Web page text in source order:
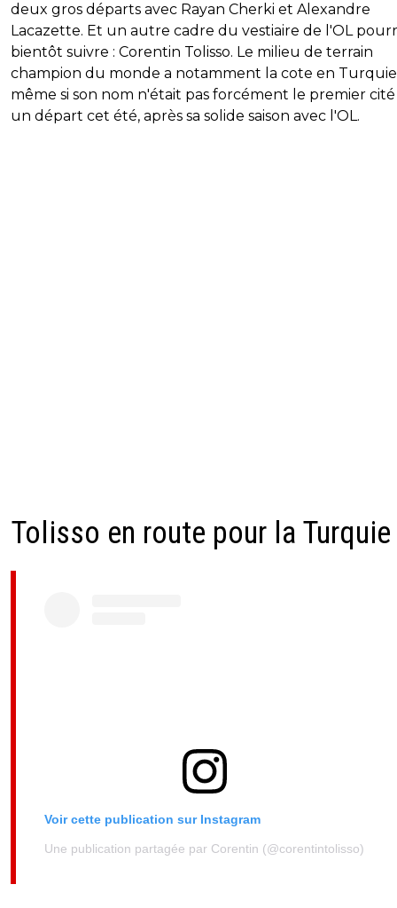
deux gros départs avec Rayan Cherki et Alexandre
Lacazette. Et un autre cadre du vestiaire de l'OL
bientôt suivre : Corentin Tolisso. Le milieu de terrain
champion du monde a notamment la cote en
même si son nom n'était pas forcément le premier
un départ cet été, après sa solide saison avec l'OL.
Tolisso en route pour la Turquie
Voir cette publication sur Instagram
Une publication partagée par Corentin (@corentintolisso)